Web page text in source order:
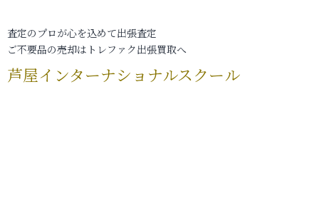
査定のプロが心を込めて出張査定
ご不要品の売却はトレファク出張買取へ
芦屋インターナショナルスクール